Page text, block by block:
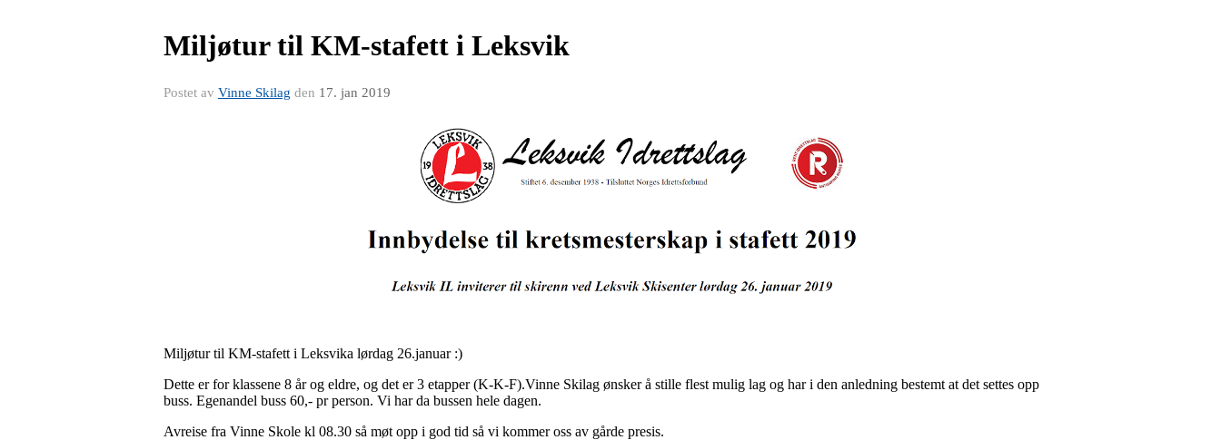
Miljøtur til KM-stafett i Leksvik
Postet av Vinne Skilag den 17. jan 2019
Miljøtur til KM-stafett i Leksvika lørdag 26.januar :)
Dette er for klassene 8 år og eldre, og det er 3 etapper (K-K-F).Vinne Skilag ønsker å stille flest mulig lag og har i den anledning bestemt at det settes opp
buss. Egenandel buss 60,- pr person. Vi har da bussen hele dagen.
Avreise fra Vinne Skole kl 08.30 så møt opp i god tid så vi kommer oss av gårde presis.